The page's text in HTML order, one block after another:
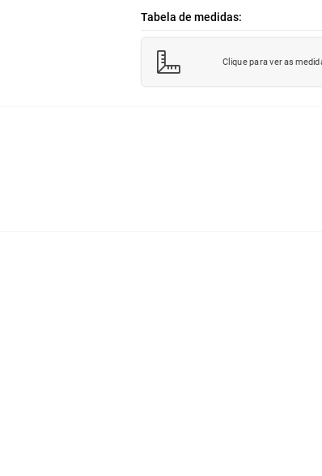
Tabela de medidas:
Clique para ver as